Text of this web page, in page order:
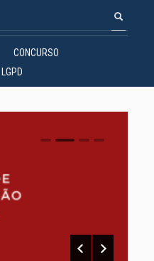
CONCURSO
LGPD
0 1 2